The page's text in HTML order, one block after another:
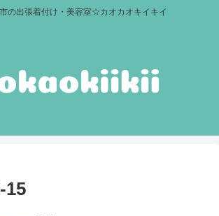
の出張着付け・美容室☆カオカオキイキイ
15